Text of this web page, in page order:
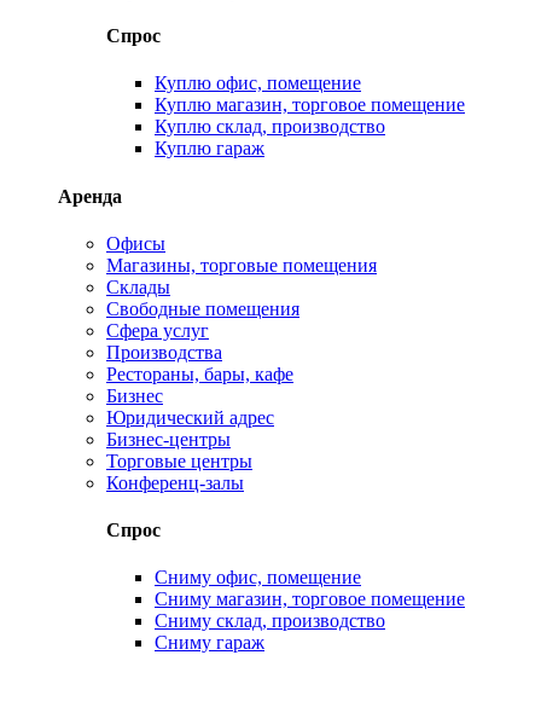
Спрос
Куплю офис, помещение
Куплю магазин, торговое помещение
Куплю склад, производство
Куплю гараж
Аренда
Офисы
Магазины, торговые помещения
Склады
Свободные помещения
Сфера услуг
Производства
Рестораны, бары, кафе
Бизнес
Юридический адрес
Бизнес-центры
Торговые центры
Конференц-залы
Спрос
Сниму офис, помещение
Сниму магазин, торговое помещение
Сниму склад, производство
Сниму гараж